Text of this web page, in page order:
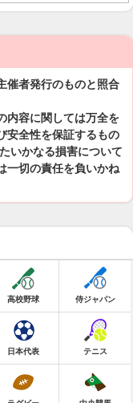
催者発行のものと照合
内容に関しては万全を
安全性を保証するもの
いかなる損害について
一切の責任を負いかね
高校野球 侍ジャパン
日本代表 テニス